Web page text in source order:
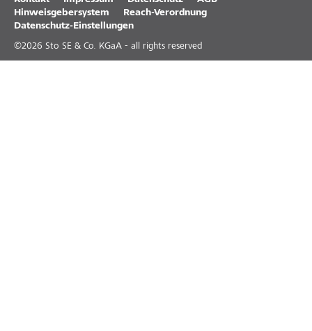
Hinweisgebersystem
Reach-Verordnung
Datenschutz-Einstellungen
©2026 Sto SE & Co. KGaA - all rights reserved